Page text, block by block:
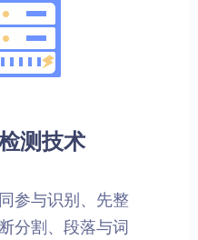
测技术
参与识别、先整
分割、段落与词